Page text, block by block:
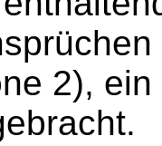
2),